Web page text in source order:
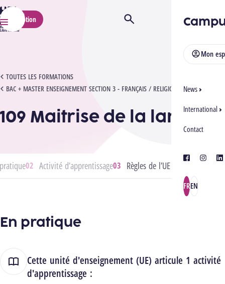
HELMo
Menu
Mon
News
International
Contact
facebook
FREN
Inscription Ouvrir/Fermer la recherche
TOUTES LES FORMATIONS
BAC + MASTER ENSEIGNEMENT SECTION 3 - FRANÇAIS / RELIGION
109 MAITRISE DE LA LANGUE
109 Maitrise de la langue
Activité d’apprentissage Règles de l’UE
En pratique
Cette unité d'enseignement (UE) articule 1 activité
d'apprentissage :